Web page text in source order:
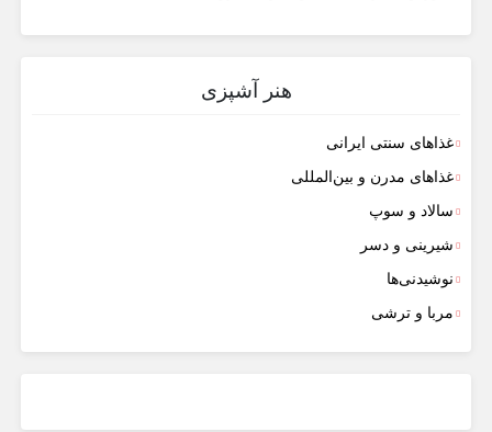
هنر آشپزی
غذاهای سنتی ایرانی
غذاهای مدرن و بین‌المللی
سالاد و سوپ
شیرینی و دسر
نوشیدنی‌ها
مربا و ترشی